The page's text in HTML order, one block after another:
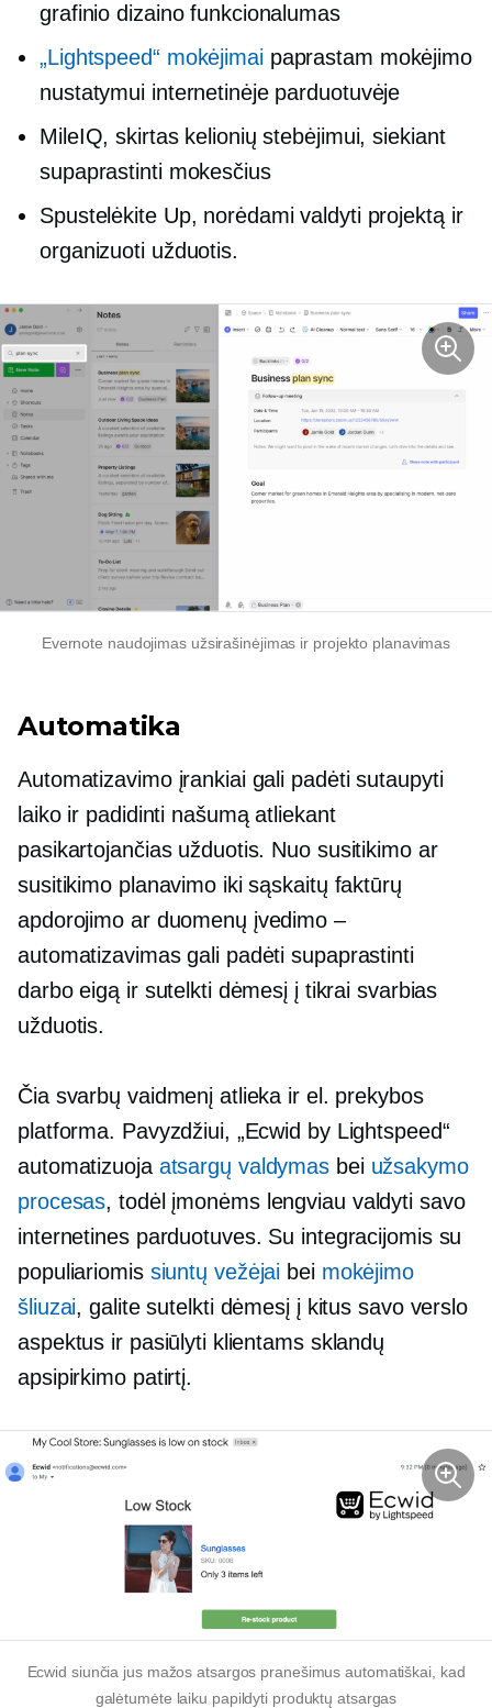
grafinio dizaino funkcionalumas
„Lightspeed“ mokėjimaipaprastam mokėjimo
nustatymui internetinėje parduotuvėje
MileIQ, skirtas kelionių stebėjimui, siekiant
supaprastinti mokesčius
Spustelėkite Up, norėdami valdyti projektą ir
organizuoti užduotis.
Evernote naudojimas užsirašinėjimas ir projekto planavimas
Automatika
Automatizavimo įrankiai gali padėti sutaupyti
laiko ir padidinti našumą atliekant
pasikartojančias užduotis. Nuo susitikimo ar
susitikimo planavimo iki sąskaitų faktūrų
apdorojimo ar duomenų įvedimo –
automatizavimas gali padėti supaprastinti
darbo eigą ir sutelkti dėmesį į tikrai svarbias
užduotis.
Čia svarbų vaidmenį atlieka ir el. prekybos
platforma. Pavyzdžiui, „Ecwid by Lightspeed“
automatizuoja atsargų valdymas bei užsakymo
procesas, todėl įmonėms lengviau valdyti savo
internetines parduotuves. Su integracijomis su
populiariomis siuntų vežėjai bei mokėjimo
šliuzai, galite sutelkti dėmesį į kitus savo verslo
aspektus ir pasiūlyti klientams sklandų
apsipirkimo patirtį.
Ecwid siunčia jus mažos atsargos pranešimus automatiškai, kad
galėtumėte laiku papildyti produktų atsargas